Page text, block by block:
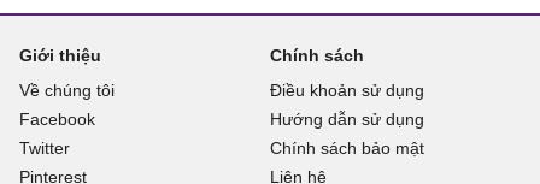
Giới thiệu
Về chúng tôi
Facebook
Twitter
Pinterest
Chính sách
Điều khoản sử dụng
Hướng dẫn sử dụng
Chính sách bảo mật
Liên hệ